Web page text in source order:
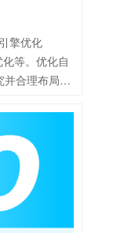
引擎中的
擎优化
等。优化自
并合理布局关
权威性。3，
航，使用合
缩文件、优
速度。5，用
等设计元